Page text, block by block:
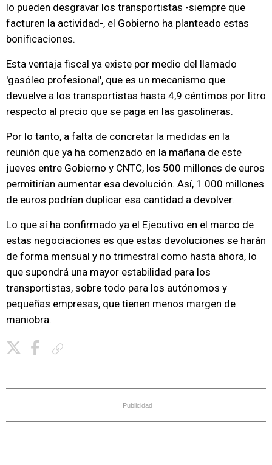
lo pueden desgravar los transportistas -siempre que
facturen la actividad-, el Gobierno ha planteado estas
bonificaciones.
Esta ventaja fiscal ya existe por medio del llamado
'gasóleo profesional', que es un mecanismo que
devuelve a los transportistas hasta 4,9 céntimos por litro
respecto al precio que se paga en las gasolineras.
Por lo tanto, a falta de concretar la medidas en la
reunión que ya ha comenzado en la mañana de este
jueves entre Gobierno y CNTC, los 500 millones de euros
permitirían aumentar esa devolución. Así, 1.000 millones
de euros podrían duplicar esa cantidad a devolver.
Lo que sí ha confirmado ya el Ejecutivo en el marco de
estas negociaciones es que estas devoluciones se harán
de forma mensual y no trimestral como hasta ahora, lo
que supondrá una mayor estabilidad para los
transportistas, sobre todo para los autónomos y
pequeñas empresas, que tienen menos margen de
maniobra.
Publicidad